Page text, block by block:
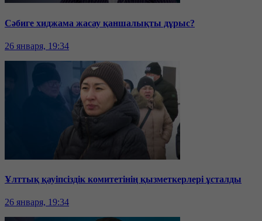
Сәбиге хиджама жасау қаншалықты дұрыс?
26 января, 19:34
Ұлттық қауіпсіздік комитетінің қызметкерлері ұсталды
26 января, 19:34